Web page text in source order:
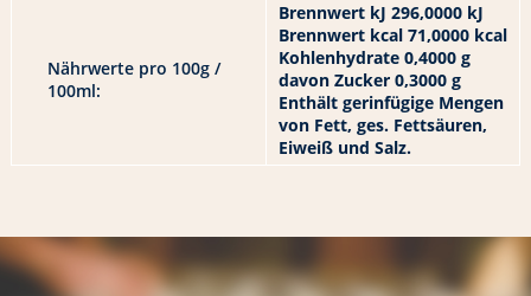
Nährwerte pro 100g /
100ml:
Brennwert kJ 296,0000 kJ
Brennwert kcal 71,0000 kcal
Kohlenhydrate 0,4000 g
davon Zucker 0,3000 g
Enthält gerinfügige Mengen
von Fett, ges. Fettsäuren,
Eiweiß und Salz.